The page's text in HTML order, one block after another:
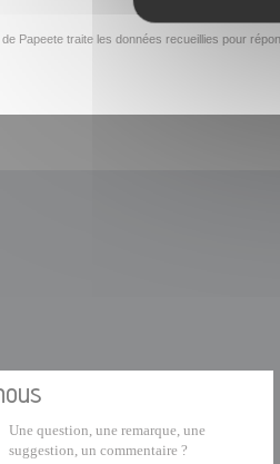
Papeete traite les données recueillies pour
Une question, une remarque, une
suggestion, un commentaire ?